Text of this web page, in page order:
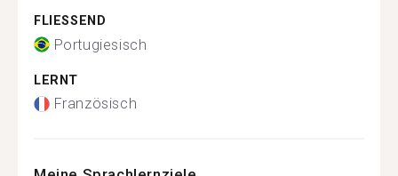
FLIESSEND
Portugiesisch
LERNT
Französisch